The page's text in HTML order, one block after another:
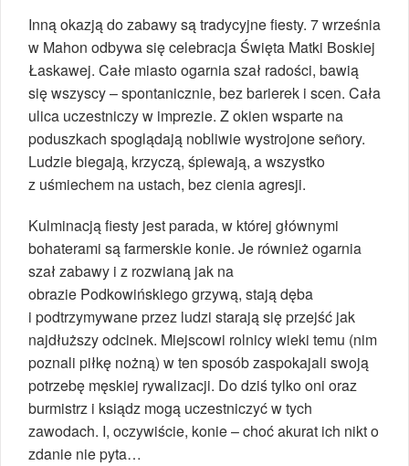
Inną okazją do zabawy są tradycyjne fiesty. 7 września
w Mahon odbywa się celebracja Święta Matki Boskiej
Łaskawej. Całe miasto ogarnia szał radości, bawią
się wszyscy – spontanicznie, bez barierek i scen. Cała
ulica uczestniczy w imprezie. Z okien wsparte na
poduszkach spoglądają nobliwie wystrojone señory.
Ludzie biegają, krzyczą, śpiewają, a wszystko
z uśmiechem na ustach, bez cienia agresji.
Kulminacją fiesty jest parada, w której głównymi
bohaterami są farmerskie konie. Je również ogarnia
szał zabawy i z rozwianą jak na
obrazie Podkowińskiego grzywą, stają dęba
i podtrzymywane przez ludzi starają się przejść jak
najdłuższy odcinek. Miejscowi rolnicy wieki temu (nim
poznali piłkę nożną) w ten sposób zaspokajali swoją
potrzebę męskiej rywalizacji. Do dziś tylko oni oraz
burmistrz i ksiądz mogą uczestniczyć w tych
zawodach. I, oczywiście, konie – choć akurat ich nikt o
zdanie nie pyta…